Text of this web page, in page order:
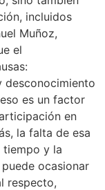
incluidos
Muñoz,
el
desconocimiento
es un factor
en
la falta de esa
tiempo y la
ocasionar
respecto,